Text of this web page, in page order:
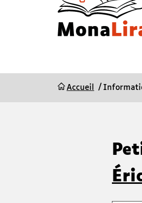
Accueil